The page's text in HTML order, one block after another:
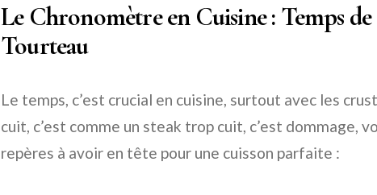
Le Chronomètre en Cuisine : Temps
Tourteau
Le temps, c’est crucial en cuisine, surtout avec les
cuit, c’est comme un steak trop cuit, c’est dommage,
repères à avoir en tête pour une cuisson parfaite :